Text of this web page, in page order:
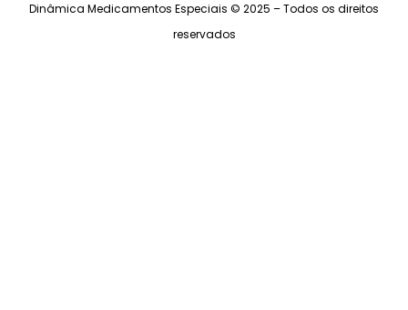
Dinâmica Medicamentos Especiais © 2025 – Todos os direitos
reservados